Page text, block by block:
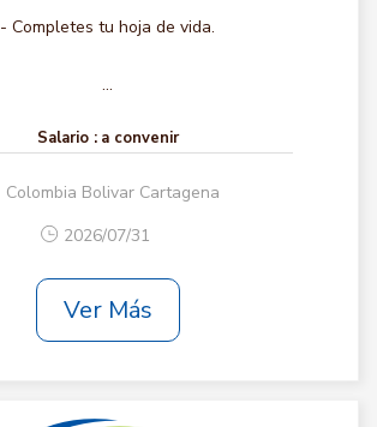
- Completes tu hoja de vida.
...
Salario : a convenir
Colombia Bolivar Cartagena
2026/07/31
Ver Más